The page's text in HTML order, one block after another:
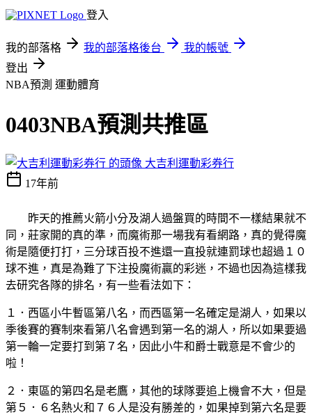
登入
我的部落格 我的部落格後台
我的帳號
登出
NBA預測 運動體育
0403NBA預測共推區
大吉利運動彩券行
17年前
昨天的推薦火箭小分及湖人過盤買的時間不一樣結果就不
同，莊家開的真的準，而魔術那一場我有看網路，真的覺得魔
術是隨便打打，三分球百投不進還一直投就連罰球也超過１０
球不進，真是為難了下注投魔術贏的彩迷，不過也因為這樣我
去研究各隊的排名，有一些看法如下：
１．西區小牛暫區第八名，而西區第一名確定是湖人，如果以
季後賽的賽制來看第八名會遇到第一名的湖人，所以如果要過
第一輪一定要打到第７名，因此小牛和爵士戰意是不會少的
啦！
２．東區的第四名是老鷹，其他的球隊要追上機會不大，但是
第５．６名熱火和７６人是没有勝差的，如果掉到第六名是要